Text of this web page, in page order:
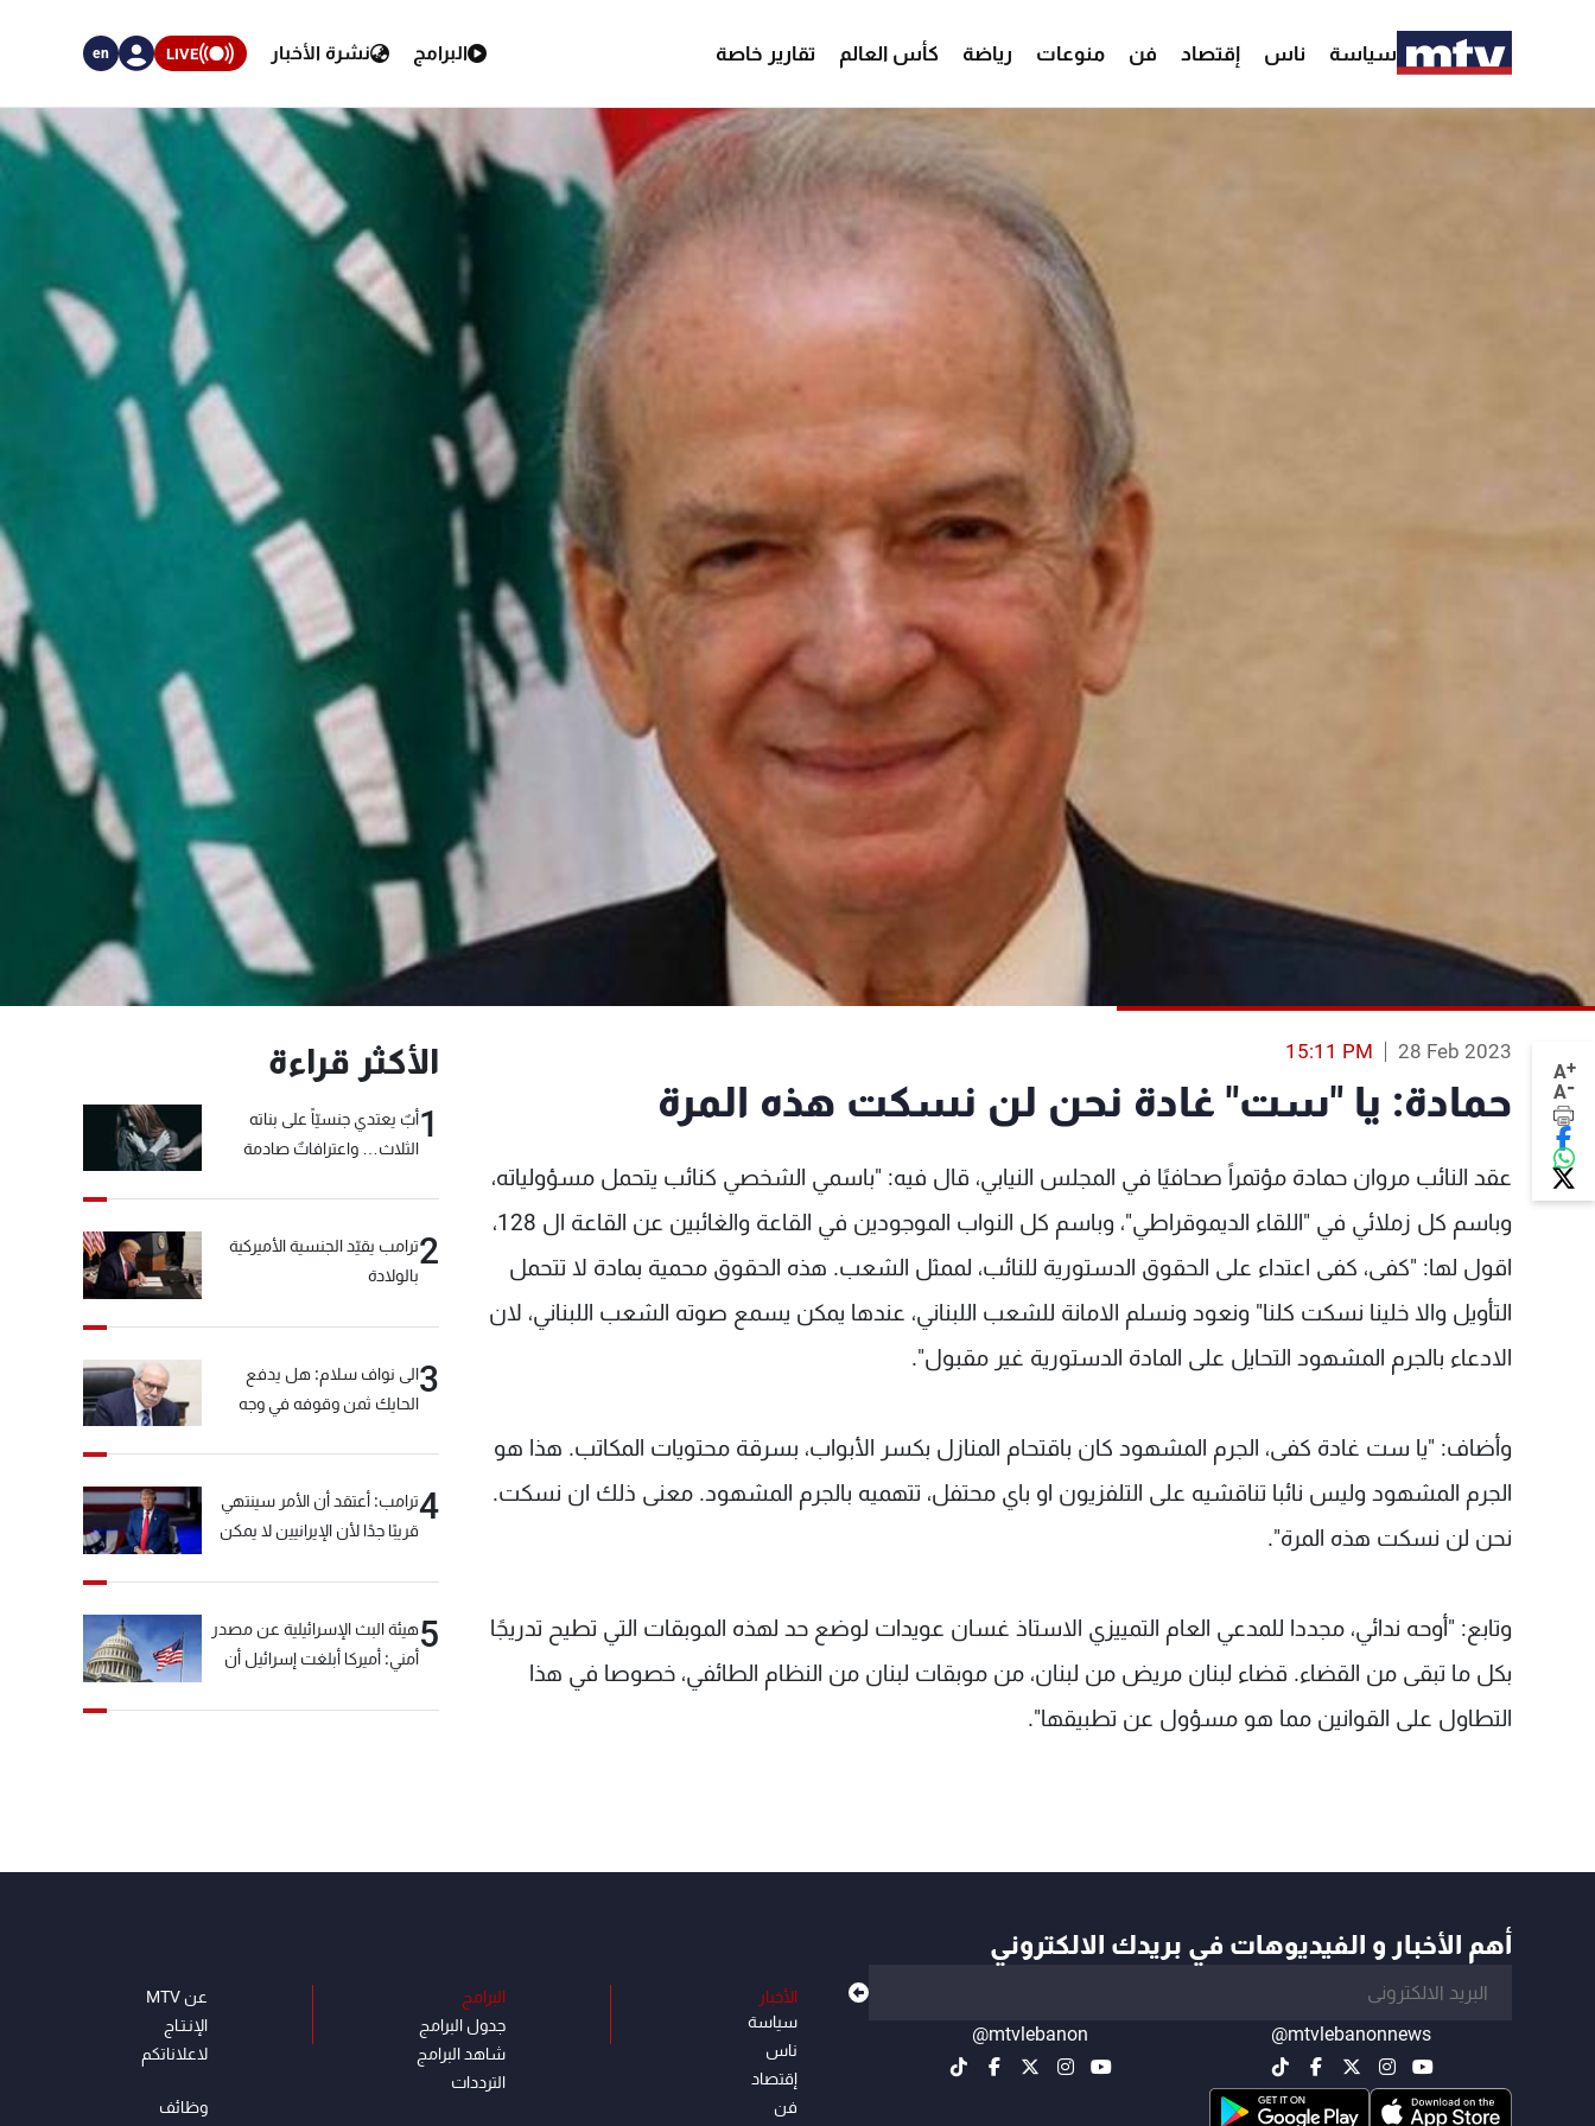
سياسة ناس إقتصاد فن منوعات رياضة كأس العالم تقارير خاصة البرامج نشرة الأخبار LIVE
en
A+
A-
28 Feb 2023
15:11 PM
حمادة: يا "ست" غادة نحن لن نسكت هذه المرة
عقد النائب مروان حمادة مؤتمراً صحافيًا في المجلس النيابي، قال فيه: "باسمي الشخصي كنائب يتحمل مسؤولياته،
وباسم كل زملائي في "اللقاء الديموقراطي"، وباسم كل النواب الموجودين في القاعة والغائبين عن القاعة ال 128،
اقول لها: "كفى، كفى اعتداء على الحقوق الدستورية للنائب، لممثل الشعب. هذه الحقوق محمية بمادة لا تتحمل
التأويل والا خلينا نسكت كلنا" ونعود ونسلم الامانة للشعب اللبناني، عندها يمكن يسمع صوته الشعب اللبناني، لان
الادعاء بالجرم المشهود التحايل على المادة الدستورية غير مقبول".
وأضاف: "يا ست غادة كفى، الجرم المشهود كان باقتحام المنازل بكسر الأبواب، بسرقة محتويات المكاتب. هذا هو
الجرم المشهود وليس نائبا تناقشيه على التلفزيون او باي محتفل، تتهميه بالجرم المشهود. معنى ذلك ان نسكت.
نحن لن نسكت هذه المرة".
وتابع: "أوحه ندائي، مجددا للمدعي العام التمييزي الاستاذ غسان عويدات لوضع حد لهذه الموبقات التي تطيح تدريجًا
بكل ما تبقى من القضاء. قضاء لبنان مريض من لبنان، من موبقات لبنان من النظام الطائفي، خصوصا في هذا
التطاول على القوانين مما هو مسؤول عن تطبيقها".
الأكثر قراءة
1أبٌ يعتدي جنسيّاً على بناته
الثلاث… واعترافاتٌ صادمة
2ترامب يقيّد الجنسية الأميركية
بالولادة
3الى نواف سلام: هل يدفع
الحايك ثمن وقوفه في وجه
4ترامب: أعتقد أن الأمر سينتهي
قريبًا جدًا لأن الإيرانيين لا يمكن
5هيئة البث الإسرائيلية عن مصدر
أمني: أميركا أبلغت إسرائيل أن
أهم الأخبار و الفيديوهات في بريدك الالكتروني
@mtvlebanonnews
@mtvlebanon
الأخبار
سياسة
ناس
إقتصاد
فن
البرامج
جدول البرامج
شاهد البرامج
الترددات
عن MTV
الإنـتـاج
لاعلاناتكم
وظائف